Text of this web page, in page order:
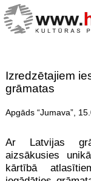
Izredzētajiem
grāmatas
Apgāds “Jumava”,
Ar Latvijas
aizsākusies
kārtībā